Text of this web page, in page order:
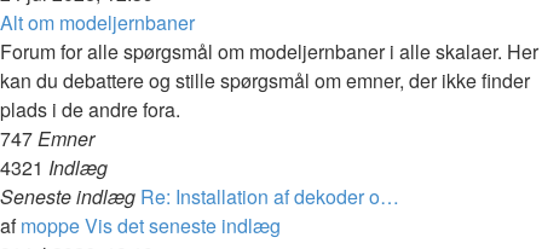
Alt om modeljernbaner
Forum for alle spørgsmål om modeljernbaner i alle skalaer. Her
kan du debattere og stille spørgsmål om emner, der ikke finder
plads i de andre fora.
747Emner
4321 Indlæg
Seneste indlæg Re: Installation af dekoder o…
afmoppeVis det seneste indlæg